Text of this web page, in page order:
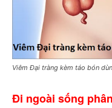
Viêm Đại tràng kèm táo bón
Đi ngoài sống phân